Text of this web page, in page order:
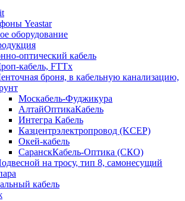
Yeastar
оборудование
оптический кабель
кабель, FTTx
броня, в кабельную канализацию,
Москабель-Фуджикура
АлтайОптикаКабель
Интегра Кабель
Казцентрэлектропровод (KCEP)
Окей-кабель
СаранскКабель-Оптика (СКО)
на тросу, тип 8, самонесущий
кабель